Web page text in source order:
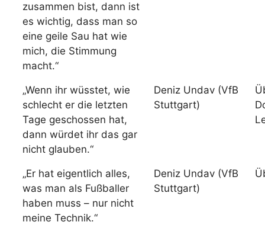
zusammen bist, dann ist
es wichtig, dass man so
eine geile Sau hat wie
mich, die Stimmung
macht.“
„Wenn ihr wüsstet, wie
schlecht er die letzten
Tage geschossen hat,
dann würdet ihr das gar
nicht glauben.“
Deniz Undav (VfB
Stuttgart)
„Er hat eigentlich alles,
was man als Fußballer
haben muss – nur nicht
meine Technik.“
Deniz Undav (VfB
Stuttgart)